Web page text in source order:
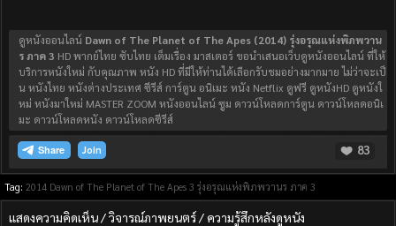
ดูหนังออนไลน์ Dawn of The Planet of The Apes (2014) รุ่งอรุณแห่งพิภพวาน
ร ภาค 3 HD พากย์ไทย ซับไทย เต็มเรื่อง มาสเตอร์ ขอนำเสนอเว็บดูหนังออนไลน์ ที่ให้
บริการหนังใหม่ กับคุณภาพ หนัง HD ที่มีให้ท่านได้เลือกรับชมอย่างมากมาย ไม่ว่าจะเป็
น หนังไทย หนังต่างประเทศ ซีรีส์ การ์ตูน อนิเมะ หนัง Netflix ดูฟรี ดูหนังHD ดูหนังใ
หม่ หนังมาใหม่ MASTER ZOOM หนังออนไลน์ ซูม ดาวน์โหลดการ์ตูน ดาวน์โหลดอนิเ
มะ ดาวน์โหลดหนัง ดาวน์โหลดซีรีส์
Join 83
Tag: 2014 Dawn of The Planet of The Apes 3 รุ่งอรุณแห่งพิภพวานร ภาค 3
แสดงความคิดเห็น / วิจารณ์ภาพยนตร์ / ความรู้สึกหลังดูหนัง